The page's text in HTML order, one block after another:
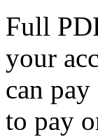
Full
your
can
to pay